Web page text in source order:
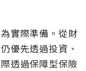
實際準備。從財
優先透過投資、
透過保障型保險